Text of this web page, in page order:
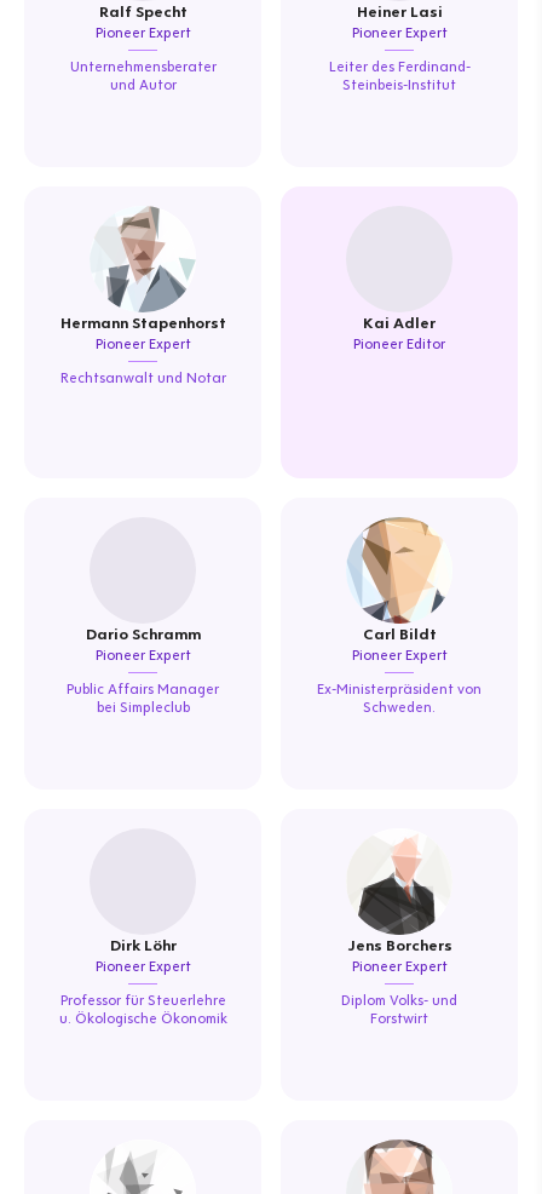
Ralf Specht
Pioneer Expert
Unternehmensberater
und Autor
Heiner Lasi
Pioneer Expert
Leiter des Ferdinand-
Steinbeis-Institut
Hermann Stapenhorst
Pioneer Expert
Rechtsanwalt und Notar
Kai Adler
Pioneer Editor
Dario Schramm
Pioneer Expert
Public Affairs Manager
bei Simpleclub
Carl Bildt
Pioneer Expert
Ex-Ministerpräsident von
Schweden.
Dirk Löhr
Pioneer Expert
Professor für Steuerlehre
u. Ökologische Ökonomik
Jens Borchers
Pioneer Expert
Diplom Volks- und
Forstwirt